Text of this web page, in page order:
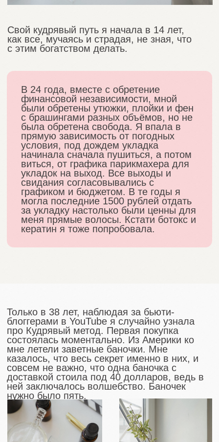
за укладку настолько были ценны для
Только в 38 лет, наблюдая за бьюти-
про Кудрявый метод. Первая покупка
состоялась моментально. Из Америки ко
мне летели заветные баночки. Мне
казалось, что весь секрет именно в них, и
совсем не важно, что одна баночка с
доставкой стоила под 40 долларов, ведь в
ней заключалось волшебство. Баночек
нужно было пять.
2020
Сидя на карантине, без банок и доставок
из США и Англии, с непомерным шилом и
энергией мне больше ничего не
оставалось, как совместно с технологом
косметического производства разработать
самостоятельные рецепты на основе
любимых заграничных дорогостоящих
флакончиков.
Путь к первому гелю по КГМ для вьющихся
волос был тернист. Десятки неподходящих
образцов: то слишком много, то слишком
В 2020 году я уже прекрасно разбирала
составы на подходящие и нет ингридиенты,
мне хватало одного взгляда, чтобы
понимать зайдет или нет моим волосам
продукт.